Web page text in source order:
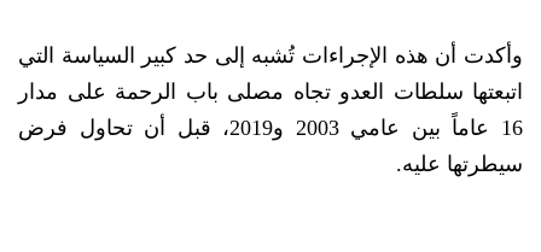
وأكدت أن هذه الإجراءات تُشبه إلى حد كبير السياسة التي
اتبعتها سلطات العدو تجاه مصلى باب الرحمة على مدار
16 عاماً بين عامي 2003 و2019، قبل أن تحاول فرض
سيطرتها عليه.